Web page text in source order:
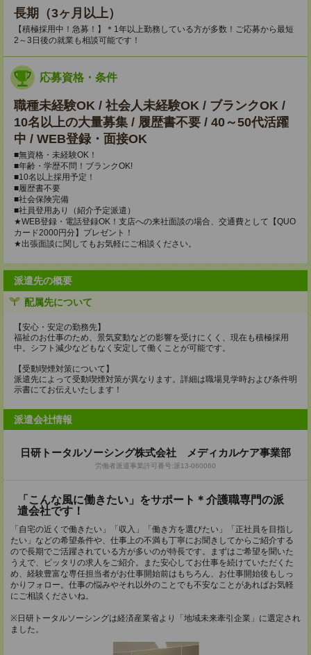
長期（3ヶ月以上）
【積極採用中！急募！】＊1年以上勤務している方が多数！ご応募から最短
2～3日後の就業も相談可能です！
応募資格・条件
職種未経験OK / 社会人未経験OK / ブランクOK /
10名以上の大量募集 / 履歴書不要 / 40～50代活躍
中 / WEB登録・面接OK
■無資格・未経験OK！
■年齢・学歴不問！ブランクOK!
■10名以上採用予定！
■履歴書不要
■社会保険完備
■社員登用あり（紹介予定派遣）
★WEB登録・電話登録OK！支店への来社面談の場合、交通費として【QUO
カード2000円分】プレゼント！
★出張面談に関してもお気軽にご相談ください。
派遣先の概要
配属先について
【安心・安定の勤務先】
福祉のお仕事のため、景気変動などの影響を受けにくく、現在も積極採用
中。シフト減少などもなく安定して働くことが可能です。
【受動喫煙対策について】
派遣先によって受動喫煙対策が異なります。詳細は職場見学時および条件明
示書にてお伝えいたします！
派遣会社情報
日研トータルソーシング株式会社 メディカルケア事業部
労働者派遣事業許可番号:派13-060060
「こんな風に働きたい」をサポート＊介護職専門の派
遣会社です！
「自宅の近くで働きたい」「収入」「働き方を選びたい」「正社員を目指し
たい」などの希望条件や、仕事上の不満も丁寧にお聞きしてからご紹介する
ので長期でご活躍されている方が多いのが特長です。まずはご希望を聞いた
うえで、ピッタリの求人をご紹介。また安心してお仕事を続けていただくた
め、経験豊富な専任担当者がお仕事開始前はもちろん、お仕事開始後もしっ
かりフォロー。仕事の悩みやそれ以外のことでも不安なことがあればお気軽
にご相談くださいね。
※日研トータルソーシングは経済産業省より「地域未来牽引企業」に選定され
ました。